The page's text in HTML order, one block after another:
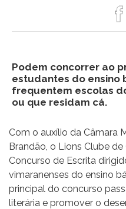
Podem concorrer ao
estudantes do ensino
frequentem escolas
ou que residam cá.
Com o auxílio da Câmara
Brandão, o Lions Clube
Concurso de Escrita
vimaranenses do ensino
principal do concurso
literária e promover o